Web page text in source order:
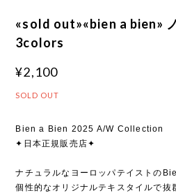
«sold out»«bien a bien»
3colors
¥2,100
SOLD OUT
Bien a Bien 2025 A/W Collection
✦日本正規販売店✦
ナチュラルなヨーロッパテイストの
個性的なオリジナルテキスタイルで抜